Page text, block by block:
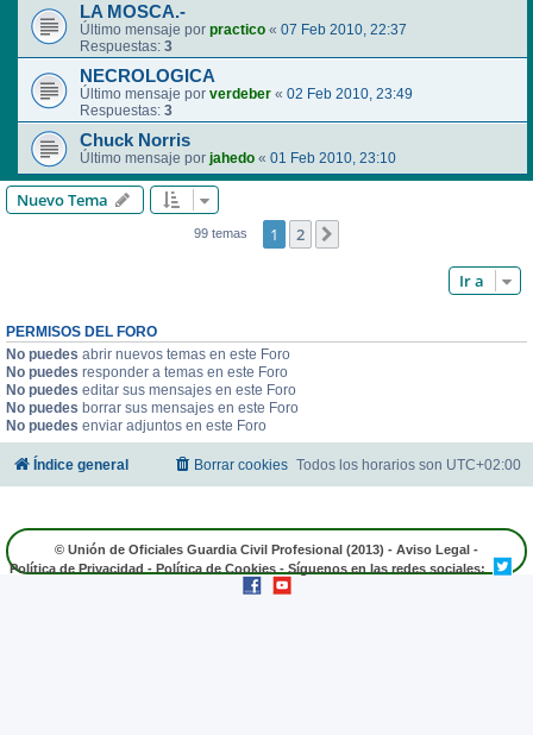
LA MOSCA.-
Último mensaje por practico « 07 Feb 2010, 22:37
Respuestas: 3
NECROLOGICA
Último mensaje por verdeber « 02 Feb 2010, 23:49
Respuestas: 3
Chuck Norris
Último mensaje por jahedo « 01 Feb 2010, 23:10
Nuevo Tema
99 temas 1 2
Ir a
PERMISOS DEL FORO
No puedes abrir nuevos temas en este Foro
No puedes responder a temas en este Foro
No puedes editar sus mensajes en este Foro
No puedes borrar sus mensajes en este Foro
No puedes enviar adjuntos en este Foro
Índice general Todos los horarios son UTC+02:00
Borrar cookies
© Unión de Oficiales Guardia Civil Profesional (2013) - Aviso Legal -
Política de Privacidad - Política de Cookies - Síguenos en las redes sociales: